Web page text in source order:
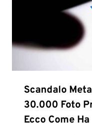
Scandalo
30.000 Foto
Ecco Come